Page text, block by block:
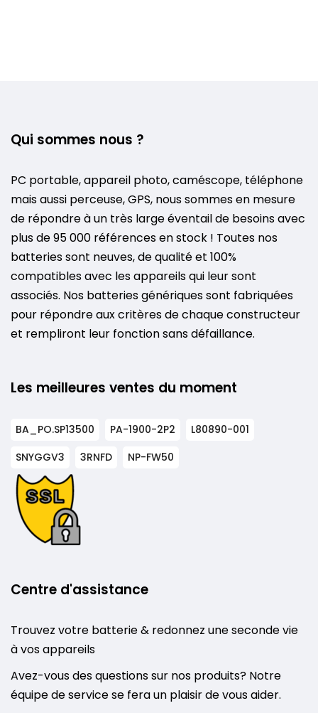
Qui sommes nous ?
PC portable, appareil photo, caméscope, téléphone
mais aussi perceuse, GPS, nous sommes en mesure
de répondre à un très large éventail de besoins avec
plus de 95 000 références en stock ! Toutes nos
batteries sont neuves, de qualité et 100%
compatibles avec les appareils qui leur sont
associés. Nos batteries génériques sont fabriquées
pour répondre aux critères de chaque constructeur
et rempliront leur fonction sans défaillance.
Les meilleures ventes du moment
BA_PO.SP13500 PA-1900-2P2
L80890-001
SNYGGV3
3RNFD NP-FW50
Centre d'assistance
Trouvez votre batterie & redonnez une seconde vie
à vos appareils
Avez-vous des questions sur nos produits? Notre
équipe de service se fera un plaisir de vous aider.